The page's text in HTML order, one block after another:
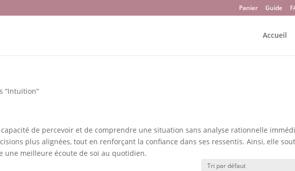
Panier Guide
Accueil
“Intuition”
de percevoir et de comprendre une situation sans analyse rationnelle
plus alignées, tout en renforçant la confiance dans ses ressentis. Ainsi, elle
une meilleure écoute de soi au quotidien.